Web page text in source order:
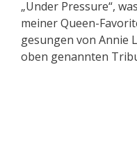
„Under Pressure“,
meiner Queen-
gesungen von Annie
oben genannten